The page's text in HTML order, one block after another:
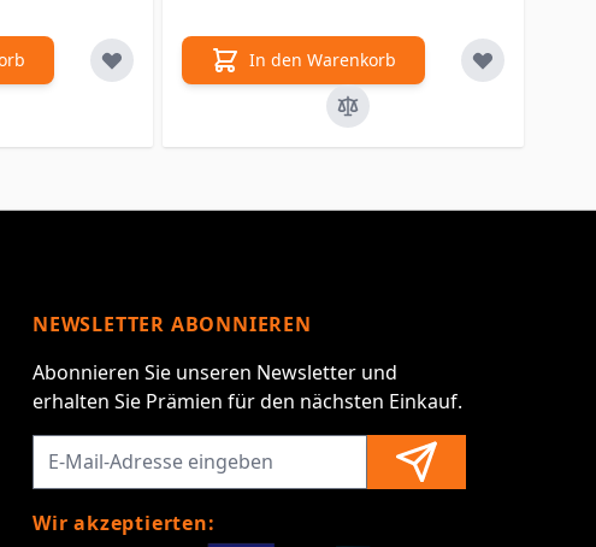
In den Warenkorb
NEWSLETTER ABONNIEREN
Abonnieren Sie unseren Newsletter und
erhalten Sie Prämien für den nächsten Einkauf.
Wir akzeptierten: